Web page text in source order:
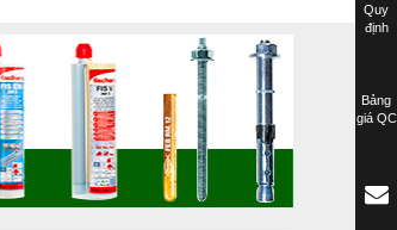
Quy
định
Bảng
giá QC